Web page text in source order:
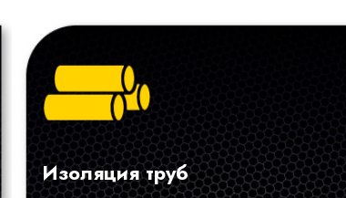
Изоляция труб